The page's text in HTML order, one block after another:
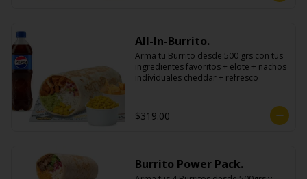
All-In-Burrito.
Arma tu Burrito desde 500 grs con tus
ingredientes favoritos + elote + nachos
individuales cheddar + refresco
$319.00
Burrito Power Pack.